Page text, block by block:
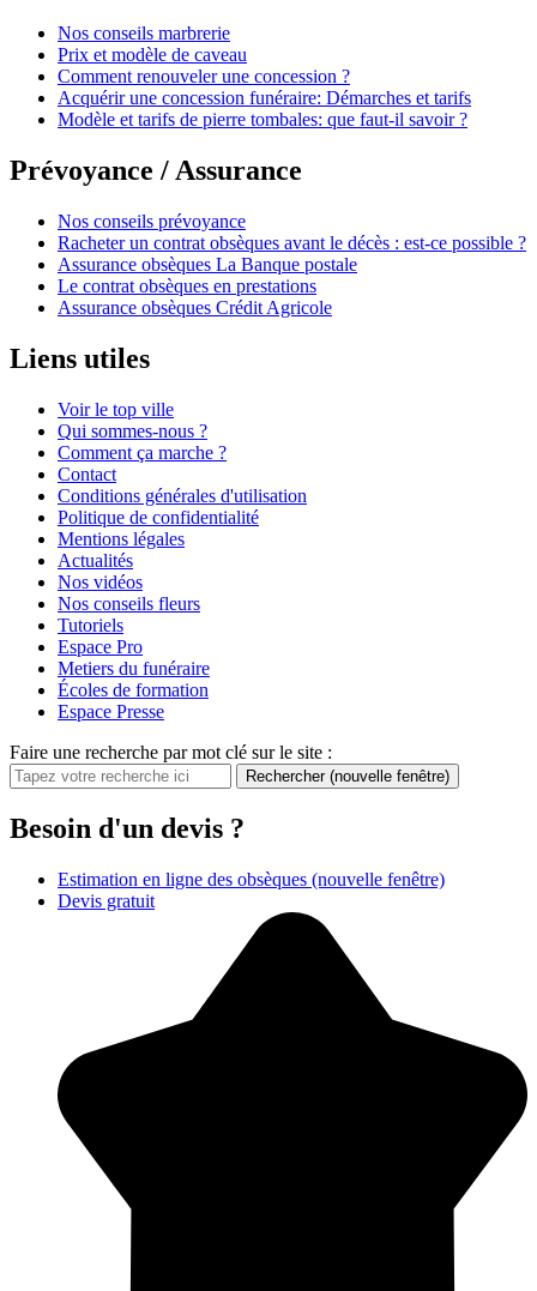
Nos conseils marbrerie
Prix et modèle de caveau
Comment renouveler une concession ?
Acquérir une concession funéraire: Démarches et tarifs
Modèle et tarifs de pierre tombales: que faut-il savoir ?
Prévoyance / Assurance
Nos conseils prévoyance
Racheter un contrat obsèques avant le décès : est-ce possible ?
Assurance obsèques La Banque postale
Le contrat obsèques en prestations
Assurance obsèques Crédit Agricole
Liens utiles
Voir le top ville
Qui sommes-nous ?
Comment ça marche ?
Contact
Conditions générales d'utilisation
Politique de confidentialité
Mentions légales
Actualités
Nos vidéos
Nos conseils fleurs
Tutoriels
Espace Pro
Metiers du funéraire
Écoles de formation
Espace Presse
Faire une recherche par mot clé sur le site :
Rechercher (nouvelle fenêtre)
Besoin d'un devis ?
Estimation en ligne des obsèques (nouvelle fenêtre)
Devis gratuit